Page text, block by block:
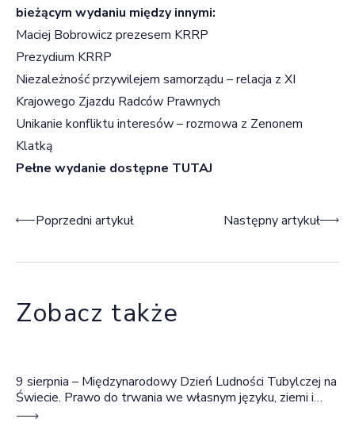
bieżącym wydaniu między innymi:
Maciej Bobrowicz prezesem KRRP
Prezydium KRRP
Niezależność przywilejem samorządu – relacja z XI
Krajowego Zjazdu Radców Prawnych
Unikanie konfliktu interesów – rozmowa z Zenonem
Klatką
Pełne wydanie dostępne TUTAJ
Nawigacja wpisu
Poprzedni artykuł Następny artykuł
Zobacz także
9 sierpnia – Międzynarodowy Dzień Ludności Tubylczej na
Świecie. Prawo do trwania we własnym języku, ziemi i
wspólnocie